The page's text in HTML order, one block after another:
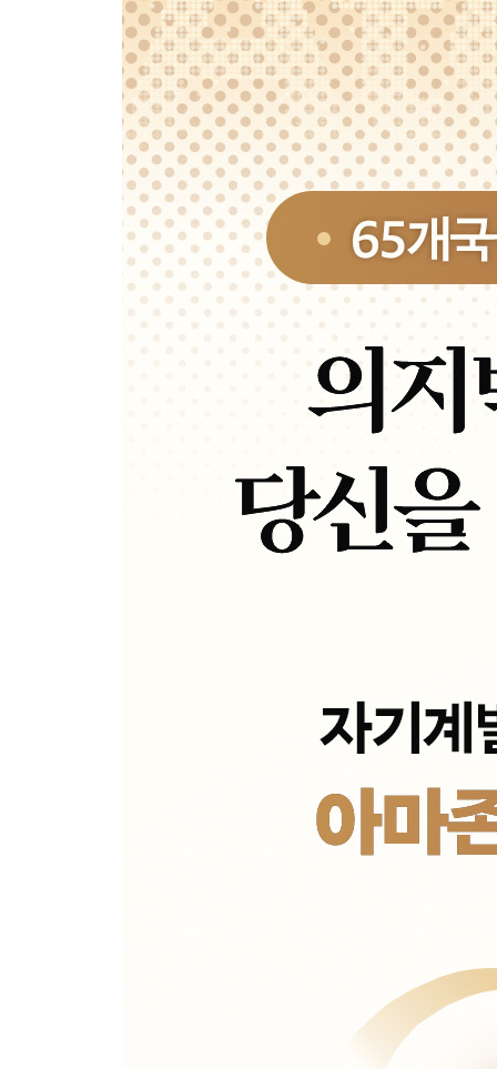
Chapter 10. 나쁜 습관도 즐겁게 고칠 수 있을까
당신이 게임을 하는 진짜 이유 ｜ 긍정적인 느낌을
Part 4. 세 번째 법칙, 쉬워야 달라진다
Chapter 11. 1만 시간의 법칙은 틀렸다
많이 해야 할까, 오래 해야 할까
Chapter 12. 웬만하면 쉽게 갑시다
구글과 아마존에서 파는 것 ｜ 노력은 최소로, 성과
Chapter 13. 변화를 위한 최소한의 시간
터무니없을 만큼 사소할 것
Chapter 14. 그들은 어떻게 나쁜 습관을 버리는가
똑똑한 사람들의 습관 관리법
Part 5. 네 번째 법칙, 만족스러워야 달라진다
Chapter 15. 재미와 보상 두 마리 토끼를 잡는 법
눈앞의 만족이 우선인 사람들 ｜ 아주 작은 보상의
어떻게 안전벨트는 세계인의 습관이 됐을까
Chapter 18. 습관에도 적성이 있다
나에게 딱 맞는 습관은 따로 있다 ｜ 잘하는 일과
역사상 최고의 팀이 실패 끝에 얻은 교훈 ｜ 다른
Epilogue 100번만 반복하면 그게 당신의 무기가 된